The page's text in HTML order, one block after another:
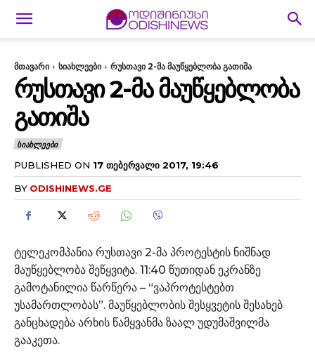
მთავარი სიახლეები რუსთავი 2-მა მაუწყებლობა გათიშა
ᲠᲣᲡᲗᲐᲕᲘ 2-ᲛᲐ ᲛᲐᲣᲬᲧᲔᲑᲚᲝᲑᲐ
ᲒᲐᲗᲘᲨᲐ
ᲡᲘᲐᲮᲚᲔᲔᲑᲘ
PUBLISHED ON 17 ᲗᲔᲑᲔᲠᲕᲐᲚᲘ 2017, 19:46
BY ODISHINEWS.GE
ტელეკომპანია რუსთავი 2-მა პროტესტის ნიშნად
მაუწყებლობა შეწყვიტა. 11:40 წუთიდან ეკრანზე
გამოტანილია წარწერა – “ვაპროტესტებთ
უსამართლობას”. მაუწყებლობის შესყვეტის შესახებ
განცხადება არხის წამყვანმა ზაალ უდუმაშვილმა
გააკეთა.